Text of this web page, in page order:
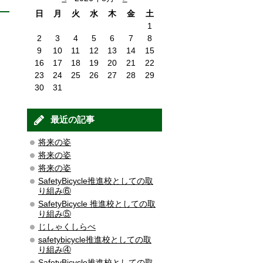
日
月 火 水 木 金
土
1
2
3 4 5 6 7
8
9
10 11 12 13 14
15
16
17 18 19 20 21
22
23
24 25 26 27 28
29
30
31
最近の記事
将来の姿
将来の姿
将来の姿
SafetyBicycle推進校としての取
り組み⑥
SafetyBicycle 推進校としての取
り組み⑤
じしゃくしらべ
safetybicycle推進校としての取
り組み④